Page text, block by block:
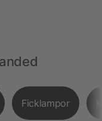
Ficklampor